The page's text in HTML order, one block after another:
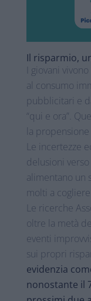
Il risparmio,
I giovani
al consumo
pubblicitari e
“qui e ora”.
la
Le incertezze
delusioni
alimentano un
molti a
Le ricerche
oltre la metà
eventi
sui propri
evidenzia
nonostante il